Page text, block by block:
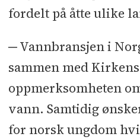
fordelt på åtte ulike
─ Vannbransjen i
sammen med
oppmerksomheten
vann. Samtidig
for norsk ungdom